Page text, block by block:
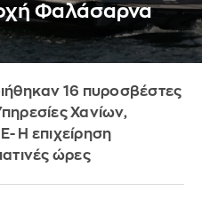
Φαλάσαρνα
16 πυροσβέστες
Χανίων,
Η επιχείρηση
ώρες